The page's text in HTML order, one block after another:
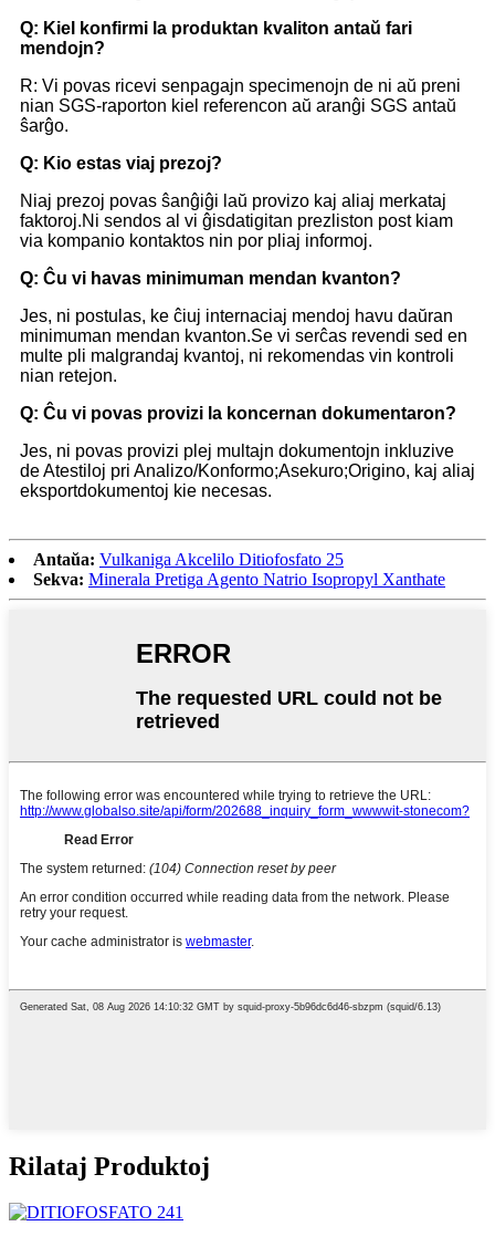
Q: Kiel konfirmi la produktan kvaliton antaŭ fari
mendojn?
R: Vi povas ricevi senpagajn specimenojn de ni aŭ preni
nian SGS-raporton kiel referencon aŭ aranĝi SGS antaŭ
ŝarĝo.
Q: Kio estas viaj prezoj?
Niaj prezoj povas ŝanĝiĝi laŭ provizo kaj aliaj merkataj
faktoroj.Ni sendos al vi ĝisdatigitan prezliston post kiam
via kompanio kontaktos nin por pliaj informoj.
Q: Ĉu vi havas minimuman mendan kvanton?
Jes, ni postulas, ke ĉiuj internaciaj mendoj havu daŭran
minimuman mendan kvanton.Se vi serĉas revendi sed en
multe pli malgrandaj kvantoj, ni rekomendas vin kontroli
nian retejon.
Q: Ĉu vi povas provizi la koncernan dokumentaron?
Jes, ni povas provizi plej multajn dokumentojn inkluzive
de Atestiloj pri Analizo/Konformo;Asekuro;Origino, kaj aliaj
eksportdokumentoj kie necesas.
Antaŭa: Vulkaniga Akcelilo Ditiofosfato 25
Sekva: Minerala Pretiga Agento Natrio Isopropyl Xanthate
Rilataj Produktoj